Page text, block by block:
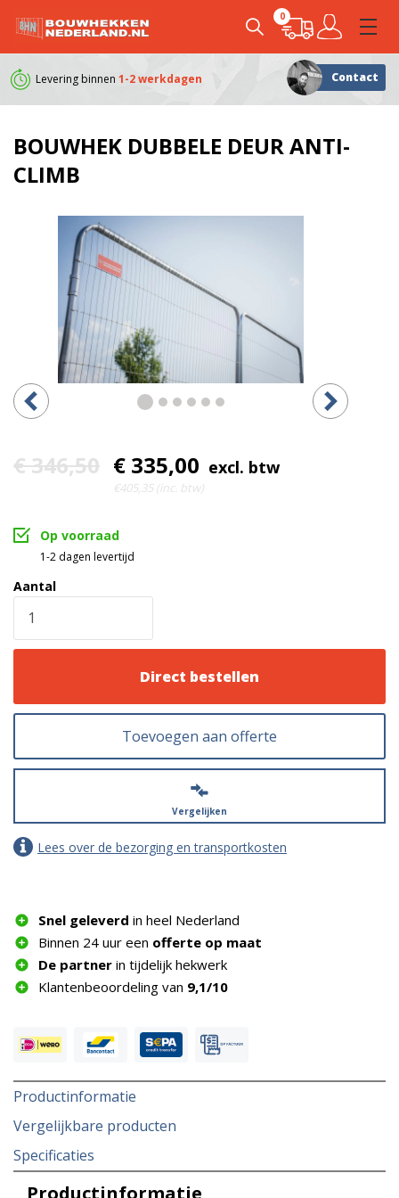
0
Levering binnen1-2 werkdagen Klanten geven ons
Contact
BOUWHEK DUBBELE DEUR ANTI-
CLIMB
€ 346,50 € 335,00 excl. btw
€405,35 (inc. btw)
Op voorraad
1-2 dagen levertijd
Aantal
Direct bestellen
Toevoegen aan offerte
Vergelijken
Lees over de bezorging en transportkosten
Snel geleverd in heel Nederland
Binnen 24 uur een offerte op maat
De partner in tijdelijk hekwerk
Klantenbeoordeling van 9,1/10
Productinformatie
Vergelijkbare producten
Specificaties
Productinformatie